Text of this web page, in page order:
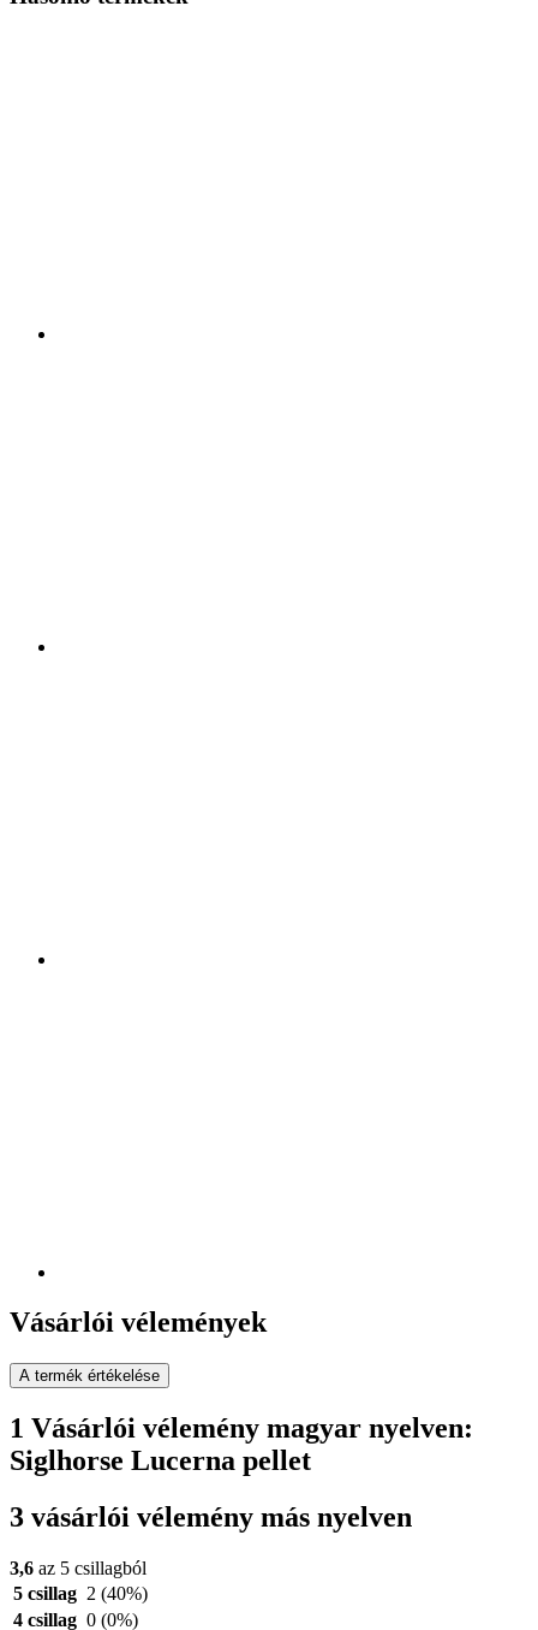
Vásárlói vélemények
A termék értékelése
1 Vásárlói vélemény magyar nyelven:
Siglhorse Lucerna pellet
3 vásárlói vélemény más nyelven
3,6 az 5 csillagból
5 csillag 2 (40%)
4 csillag 0 (0%)